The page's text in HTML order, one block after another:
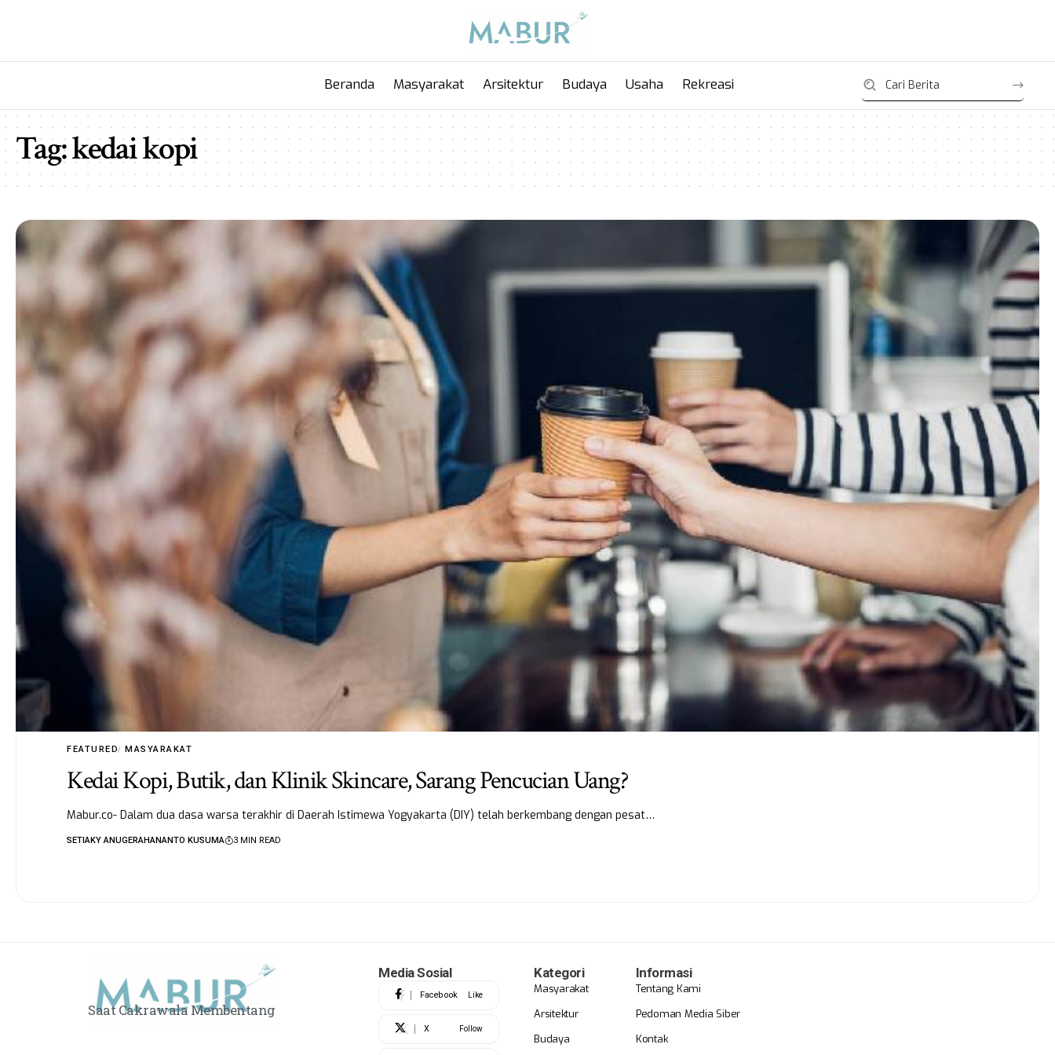
Beranda Masyarakat Arsitektur Budaya Usaha Rekreasi
Tag:kedai kopi
FEATURED MASYARAKAT
Kedai Kopi, Butik, dan Klinik Skincare, Sarang Pencucian Uang?
Mabur.co- Dalam dua dasa warsa terakhir di Daerah Istimewa Yogyakarta (DIY) telah berkembang dengan pesat…
SETIAKY ANUGERAHANANTO KUSUMA 3 MIN READ
Saat Cakrawala Membentang
Media Sosial
Facebook Like
X Follow
Kategori
Masyarakat
Arsitektur
Budaya
Informasi
Tentang Kami
Pedoman Media Siber
Kontak